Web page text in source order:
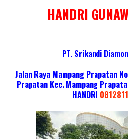
HANDRI
PT. Srikandi
Jalan Raya Mampang Prapatan
Prapatan Kec. Mampang
HANDRI